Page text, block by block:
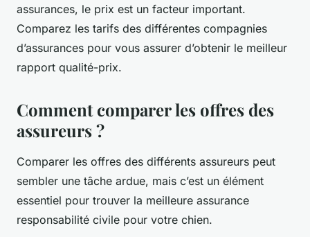
assurances, le prix est un facteur important.
Comparez les tarifs des différentes compagnies
d’assurances pour vous assurer d’obtenir le meilleur
rapport qualité-prix.
Comment comparer les offres des
assureurs ?
Comparer les offres des différents assureurs peut
sembler une tâche ardue, mais c’est un élément
essentiel pour trouver la meilleure assurance
responsabilité civile pour votre chien.